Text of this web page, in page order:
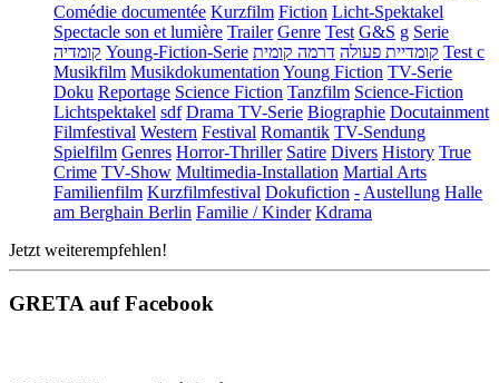
Comédie documentée Kurzfilm Fiction Licht-Spektakel
Spectacle son et lumière Trailer Genre Test G&S g Serie
קומדיה Young-Fiction-Serie קומדיית פעולה דרמה קומית
Test c
Musikfilm Musikdokumentation Young Fiction TV-Serie
Doku Reportage Science Fiction Tanzfilm Science-Fiction
Lichtspektakel sdf Drama TV-Serie Biographie Docutainment
Filmfestival Western Festival Romantik TV-Sendung
Spielfilm Genres Horror-Thriller Satire Divers History True
Crime TV-Show Multimedia-Installation Martial Arts
Familienfilm Kurzfilmfestival Dokufiction - Austellung Halle
am Berghain Berlin Familie / Kinder Kdrama
Jetzt weiterempfehlen!
GRETA auf Facebook